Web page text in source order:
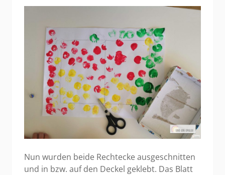
Nun wurden beide Rechtecke ausgeschnitten
und in bzw. auf den Deckel geklebt. Das Blatt